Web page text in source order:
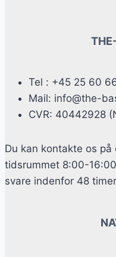
Tel : +45 25 60
Mail: info@the-
CVR: 40442928
Du kan kontakte os
tidsrummet 8:00-
svare indenfor 48